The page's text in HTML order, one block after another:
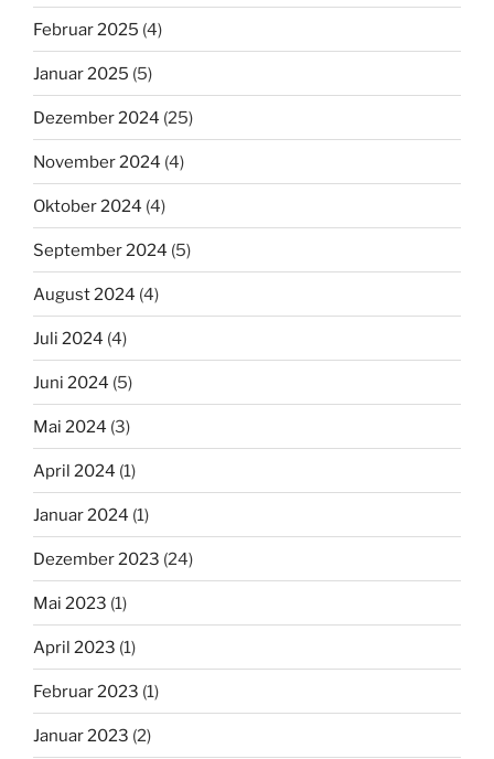
Februar 2025 (4)
Januar 2025 (5)
Dezember 2024 (25)
November 2024 (4)
Oktober 2024 (4)
September 2024 (5)
August 2024 (4)
Juli 2024 (4)
Juni 2024 (5)
Mai 2024 (3)
April 2024 (1)
Januar 2024 (1)
Dezember 2023 (24)
Mai 2023 (1)
April 2023 (1)
Februar 2023 (1)
Januar 2023 (2)